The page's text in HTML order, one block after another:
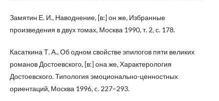
Замятин Е. И., Наводнение, [в:] он же, Избранные
произведения в двух томах, Москва 1990, т. 2, с. 178.
Касаткина Т. А., Об одном свойстве эпилогов пяти великих
романов Достоевского, [в:] она же, Характерология
Достоевского. Типология эмоционально-ценностных
ориентаций, Москва 1996, c. 227–293.